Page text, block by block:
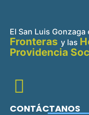
El San Luis
Fronteras y las
Providencia
CONTÁCTANOS